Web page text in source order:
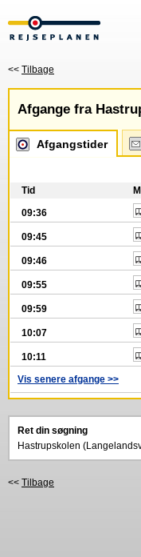
<< Tilbage
Afgange fra
Afgangstider
Tid
09:36
09:45
09:46
09:55
09:59
10:07
10:11
Vis senere afgange >>
Ret din søgning
Hastrupskolen
<< Tilbage